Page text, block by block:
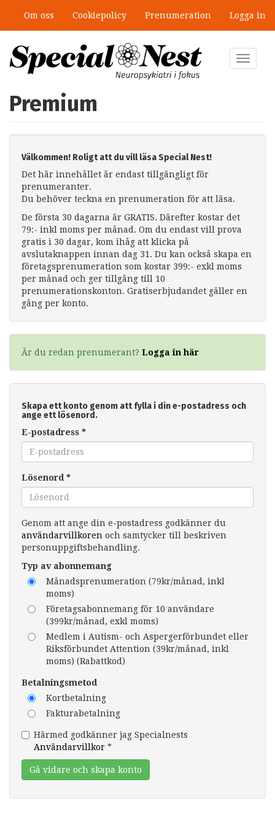
huvudinnehåll
Om oss Cookiepolicy Prenumeration Logga in
Toggle
Premium
Välkommen! Roligt att du vill läsa Special Nest!
Det här innehållet är endast tillgängligt för
prenumeranter.
Du behöver teckna en prenumeration för att läsa.
De första 30 dagarna är GRATIS. Därefter kostar det
79:- inkl moms per månad. Om du endast vill prova
gratis i 30 dagar, kom ihåg att klicka på
avslutaknappen innan dag 31. Du kan också skapa en
företagsprenumeration som kostar 399:- exkl moms
per månad och ger tillgång till 10
prenumerationskonton. Gratiserbjudandet gäller en
gång per konto.
Är du redan prenumerant? Logga in här
Skapa ett konto genom att fylla i din e-postadress och
ange ett lösenord.
E-postadress *
Lösenord *
Genom att ange din e-postadress godkänner du
användarvillkoren och samtycker till beskriven
personuppgiftsbehandling.
Typ av abonnemang
Månadsprenumeration (79kr/månad, inkl
moms)
Företagsabonnemang för 10 användare
(399kr/månad, exkl moms)
Medlem i Autism- och Aspergerförbundet eller
Riksförbundet Attention (39kr/månad, inkl
moms) (Rabattkod)
Betalningsmetod
Kortbetalning
Fakturabetalning
Härmed godkänner jag Specialnests
Användarvillkor *
Gå vidare och skapa konto